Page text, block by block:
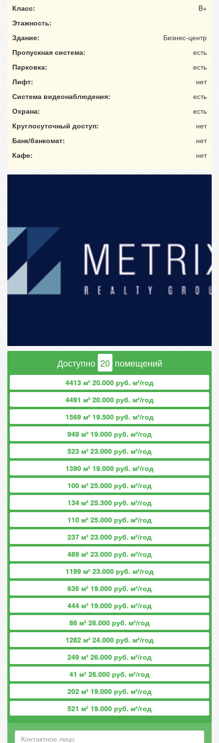
Класс:
B+
Этажность:
Здание:
Бизнес-центр
Пропускная система:
есть
Парковка:
есть
Лифт:
нет
Система видеонаблюдения:
есть
Охрана:
есть
Круглосуточный доступ:
нет
Банк/банкомат:
нет
Кафе:
нет
Доступно 20 помещений
4413 м² 20.000 руб. м²/год
4491 м² 20.000 руб. м²/год
1569 м² 19.500 руб. м²/год
949 м² 19.000 руб. м²/год
523 м² 23.000 руб. м²/год
1390 м² 19.000 руб. м²/год
100 м² 25.000 руб. м²/год
134 м² 25.300 руб. м²/год
110 м² 25.000 руб. м²/год
237 м² 23.000 руб. м²/год
489 м² 23.000 руб. м²/год
1199 м² 23.000 руб. м²/год
636 м² 19.000 руб. м²/год
444 м² 19.000 руб. м²/год
86 м² 26.000 руб. м²/год
1282 м² 24.000 руб. м²/год
249 м² 26.000 руб. м²/год
41 м² 26.000 руб. м²/год
202 м² 19.000 руб. м²/год
521 м² 19.000 руб. м²/год